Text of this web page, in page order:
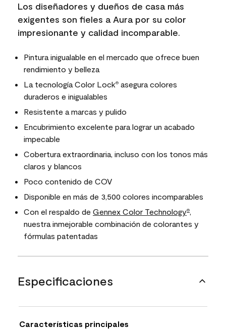
Los diseñadores y dueños de casa más
exigentes son fieles a Aura por su color
impresionante y calidad incomparable.
Pintura inigualable en el mercado que ofrece buen
rendimiento y belleza
La tecnología Color Lock® asegura colores
duraderos e inigualables
Resistente a marcas y pulido
Encubrimiento excelente para lograr un acabado
impecable
Cobertura extraordinaria, incluso con los tonos más
claros y blancos
Poco contenido de COV
Disponible en más de 3,500 colores incomparables
Con el respaldo de Gennex Color Technology®,
nuestra inmejorable combinación de colorantes y
fórmulas patentadas
Especificaciones
Características principales